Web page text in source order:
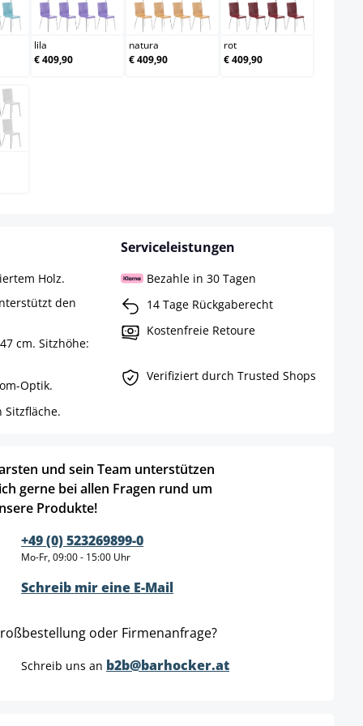
lila
lila
€ 409,90
natura
natura
€ 409,90
rot
rot
€ 409,90
Holz.
den
cm. Sitzhöhe:
Optik.
Sitzfläche.
Serviceleistungen
Bezahle in 30 Tagen
14 Tage Rückgaberecht
Kostenfreie Retoure
Verifiziert durch Trusted Shops
und sein Team unterstützen
gerne bei allen Fragen rund um
Produkte!
+49 (0) 523269899-0
Mo-Fr, 09:00 - 15:00 Uhr
Schreib mir eine E-Mail
oder Firmenanfrage?
Schreib uns an b2b@barhocker.at